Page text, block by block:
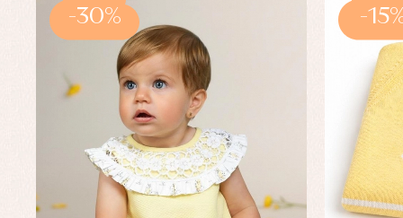
-30% -